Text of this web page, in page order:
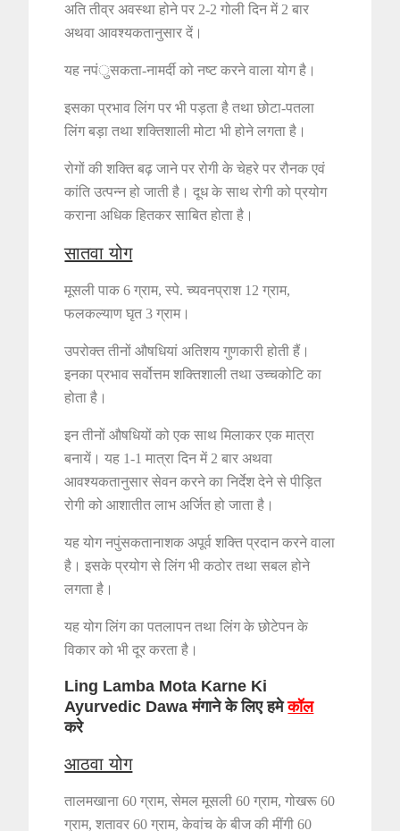
अति तीव्र अवस्था होने पर 2-2 गोली दिन में 2 बार
अथवा आवश्यकतानुसार दें।
यह नपंुसकता-नामर्दी को नष्ट करने वाला योग है।
इसका प्रभाव लिंग पर भी पड़ता है तथा छोटा-पतला
लिंग बड़ा तथा शक्तिशाली मोटा भी होने लगता है।
रोगों की शक्ति बढ़ जाने पर रोगी के चेहरे पर रौनक एवं
कांति उत्पन्न हो जाती है। दूध के साथ रोगी को प्रयोग
कराना अधिक हितकर साबित होता है।
सातवा योग
मूसली पाक 6 ग्राम, स्पे. च्यवनप्राश 12 ग्राम,
फलकल्याण घृत 3 ग्राम।
उपरोक्त तीनों औषधियां अतिशय गुणकारी होती हैं।
इनका प्रभाव सर्वोत्तम शक्तिशाली तथा उच्चकोटि का
होता है।
इन तीनों औषधियों को एक साथ मिलाकर एक मात्रा
बनायें। यह 1-1 मात्रा दिन में 2 बार अथवा
आवश्यकतानुसार सेवन करने का निर्देश देने से पीड़ित
रोगी को आशातीत लाभ अर्जित हो जाता है।
यह योग नपुंसकतानाशक अपूर्व शक्ति प्रदान करने वाला
है। इसके प्रयोग से लिंग भी कठोर तथा सबल होने
लगता है।
यह योग लिंग का पतलापन तथा लिंग के छोटेपन के
विकार को भी दूर करता है।
Ling Lamba Mota Karne Ki
Ayurvedic Dawa मंगाने के लिए हमेकॉल
करे
आठवा योग
तालमखाना 60 ग्राम, सेमल मूसली 60 ग्राम, गोखरू 60
ग्राम, शतावर 60 ग्राम, केवांच के बीज की मींगी 60